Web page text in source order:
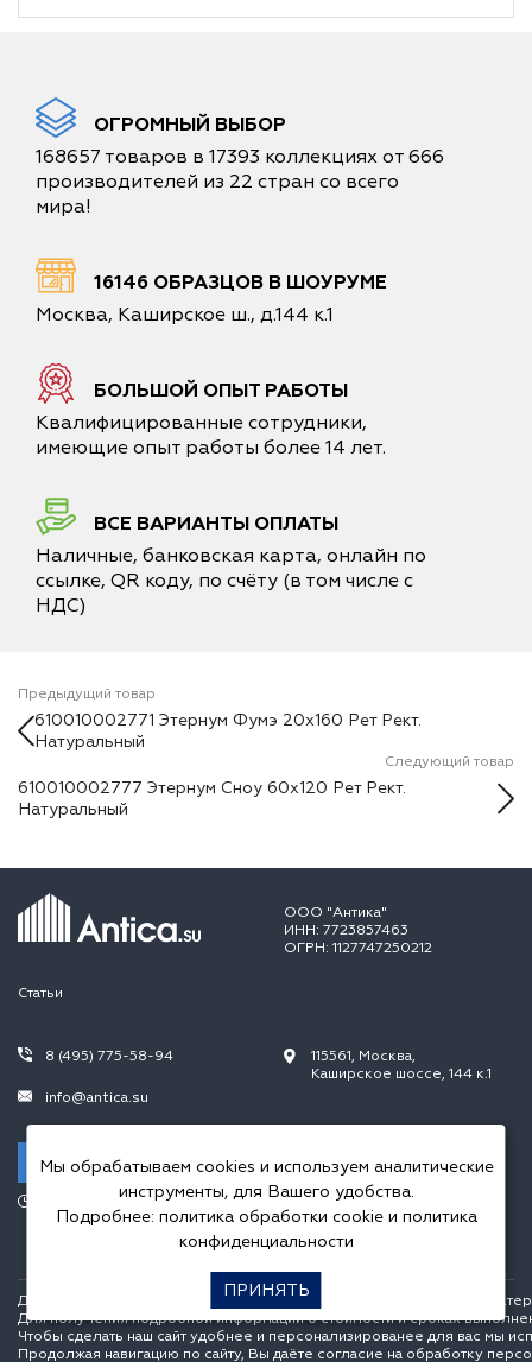
ОГРОМНЫЙ ВЫБОР
168657 товаров в 17393 коллекциях от 666
производителей из 22 стран со всего
мира!
16146 ОБРАЗЦОВ В ШОУРУМЕ
Москва, Каширское ш., д.144 к.1
БОЛЬШОЙ ОПЫТ РАБОТЫ
Квалифицированные сотрудники,
имеющие опыт работы более 14 лет.
ВСЕ ВАРИАНТЫ ОПЛАТЫ
Наличные, банковская карта, онлайн по
ссылке, QR коду, по счёту (в том числе с
НДС)
Предыдущий товар
610010002771 Этернум Фумэ 20х160 Рет Рект.
Натуральный
Следующий товар
610010002777 Этернум Сноу 60х120 Рет Рект.
Натуральный
ООО "Антика"
ИНН: 7723857463
ОГРН: 1127747250212
Статьи
8 (495) 775-58-94
info@antica.su
Заказать звонок
115561, Москва,
Каширское шоссе, 144 к.1
Пн.-Пт. 10.00-20.00,
Сб.-Вс. 10.00-18.00
Данный интернет сайт носит исключительно информационный
Для получения подробной информации о стоимости и сроках
Чтобы сделать наш сайт удобнее и персонализированее для вас мы
Продолжая навигацию по сайту, Вы даёте согласие на обработку
Мы обрабатываем cookies и используем аналитические
инструменты, для Вашего удобства.
Подробнее: политика обработки cookieи политика
конфиденциальности
ПРИНЯТЬ